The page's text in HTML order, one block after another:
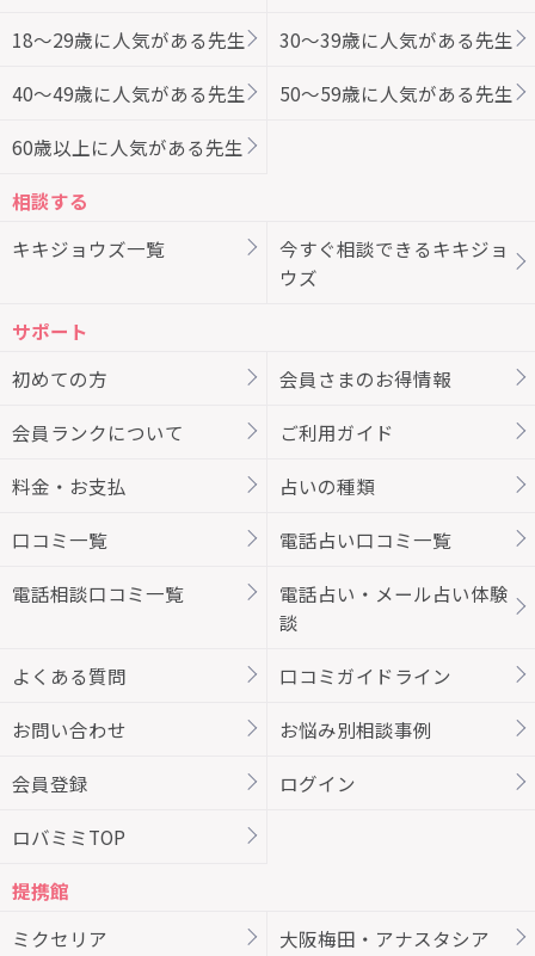
18～29歳に人気がある先生 30～39歳に人気がある先生
40～49歳に人気がある先生 50～59歳に人気がある先生
60歳以上に人気がある先生
相談する
キキジョウズ一覧
今すぐ相談できるキキジョ
ウズ
サポート
初めての方
会員さまのお得情報
会員ランクについて ご利用ガイド
料金・お支払 占いの種類
口コミ一覧 電話占い口コミ一覧
電話相談口コミ一覧
電話占い・メール占い体験
談
よくある質問 口コミガイドライン
お問い合わせ お悩み別相談事例
会員登録 ログイン
ロバミミTOP
提携館
ミクセリア
大阪梅田・アナスタシア